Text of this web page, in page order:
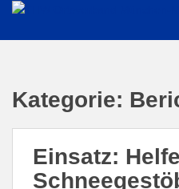
Kategorie:
Einsatz: